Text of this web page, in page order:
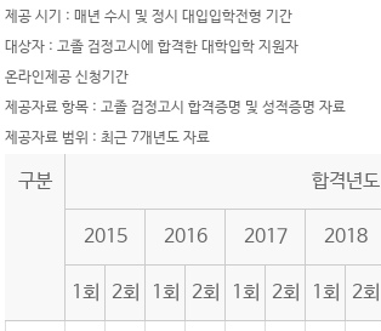
제공 시기 : 매년 수시 및 정시 대입입학전형 기간
대상자 : 고졸 검정고시에 합격한 대학입학 지원자
온라인제공 신청기간
제공자료 항목 : 고졸 검정고시 합격증명 및 성적증명 자료
제공자료 범위 : 최근 7개년도 자료
구분 합격년도
2015 2016 2017 2018
1회 2회 1회 2회 1회 2회 1회 2회